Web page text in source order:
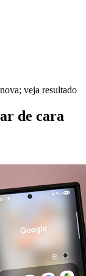
veja resultado
de cara